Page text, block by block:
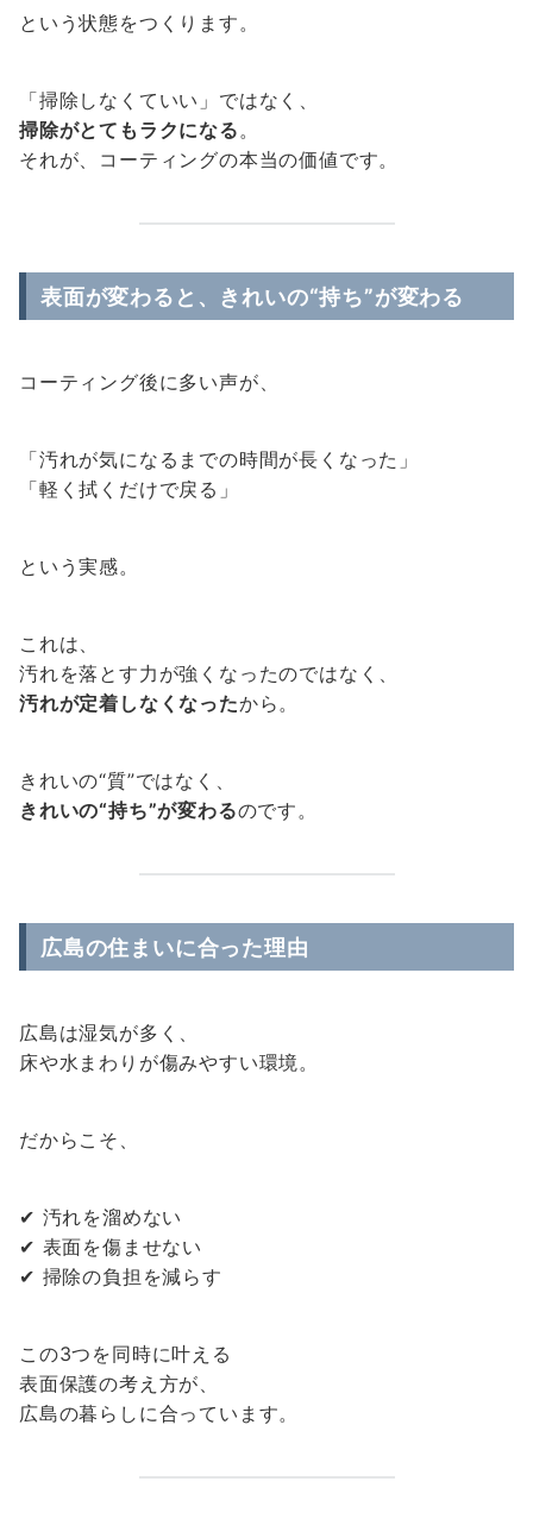
という状態をつくります。
「掃除しなくていい」ではなく、
掃除がとてもラクになる。
それが、コーティングの本当の価値です。
表面が変わると、きれいの“持ち”が変わる
コーティング後に多い声が、
「汚れが気になるまでの時間が長くなった」
「軽く拭くだけで戻る」
という実感。
これは、
汚れを落とす力が強くなったのではなく、
汚れが定着しなくなったから。
きれいの“質”ではなく、
きれいの“持ち”が変わるのです。
広島の住まいに合った理由
広島は湿気が多く、
床や水まわりが傷みやすい環境。
だからこそ、
✔ 汚れを溜めない
✔ 表面を傷ませない
✔ 掃除の負担を減らす
この3つを同時に叶える
表面保護の考え方が、
広島の暮らしに合っています。